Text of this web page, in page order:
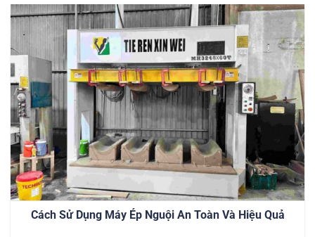
Cách Sử Dụng Máy Ép Nguội An Toàn Và Hiệu Quả